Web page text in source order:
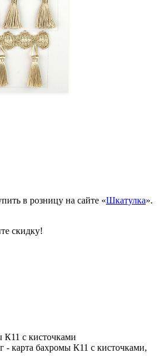
в розницу на сайте «Шкатулка».
скидку!
К11 с кисточками
- карта бахромы К11 с кисточками,